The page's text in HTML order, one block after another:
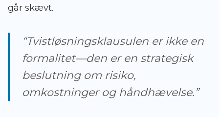
går skævt.
“Tvistløsningsklausulen er ikke en
formalitet—den er en strategisk
beslutning om risiko,
omkostninger og håndhævelse.”